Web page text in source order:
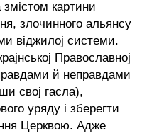
картини
злочинного альянсу
віджилој системи.
Православној
й неправдами
свој гасла),
уряду і зберегти
Церквою. Адже